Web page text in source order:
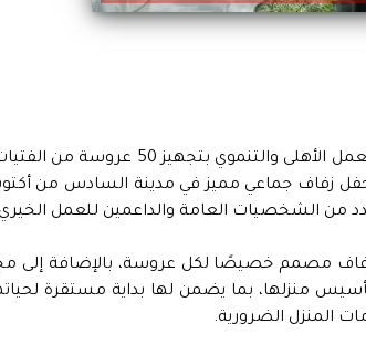
احتفلت مؤسسة الجود الخيرية عضو التحالف الوطنى للعمل الأهلى
جماعي مميز في مدينة السادس من
من الشخصيات العامة والداعمين للعمل
مصمم خصيصًا لكل عروسة، بالإضافة إلى
منزلها، بما يضمن لها بداية مستقرة
المنزل الضرورية.